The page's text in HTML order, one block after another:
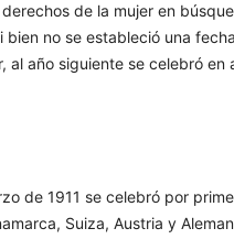
de la mujer en
bien no se estableció una
al año siguiente se celebró en
de 1911 se celebró por
Suiza, Austria y